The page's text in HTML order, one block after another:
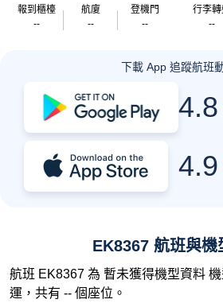
報到櫃檯
--
航廈
--
登機門
--
行李
--
下載 App 追蹤航班
4.8
4.9
EK8367 航班與機
航班 EK8367 為 暫未獲得機型資料
運，共有 -- 個座位。